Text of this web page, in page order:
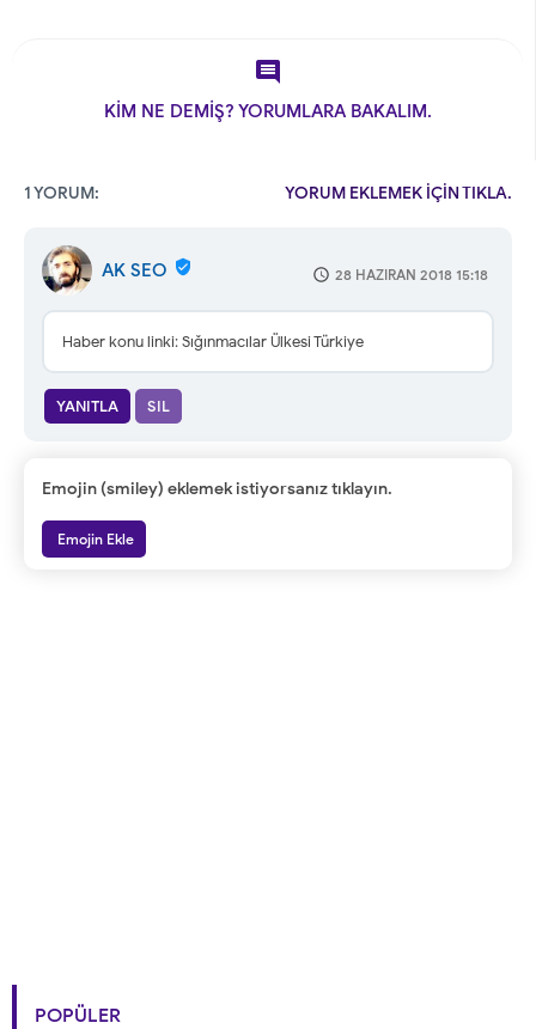

KİM NE DEMİŞ? YORUMLARA BAKALIM.
YORUM EKLEMEK İÇİN TIKLA.
1 YORUM:
AK SEO 28 HAZIRAN 2018 15:18
Haber konu linki: Sığınmacılar Ülkesi Türkiye
YANITLA SIL
Emojin (smiley) eklemek istiyorsanız tıklayın.
Emojin Ekle
POPÜLER